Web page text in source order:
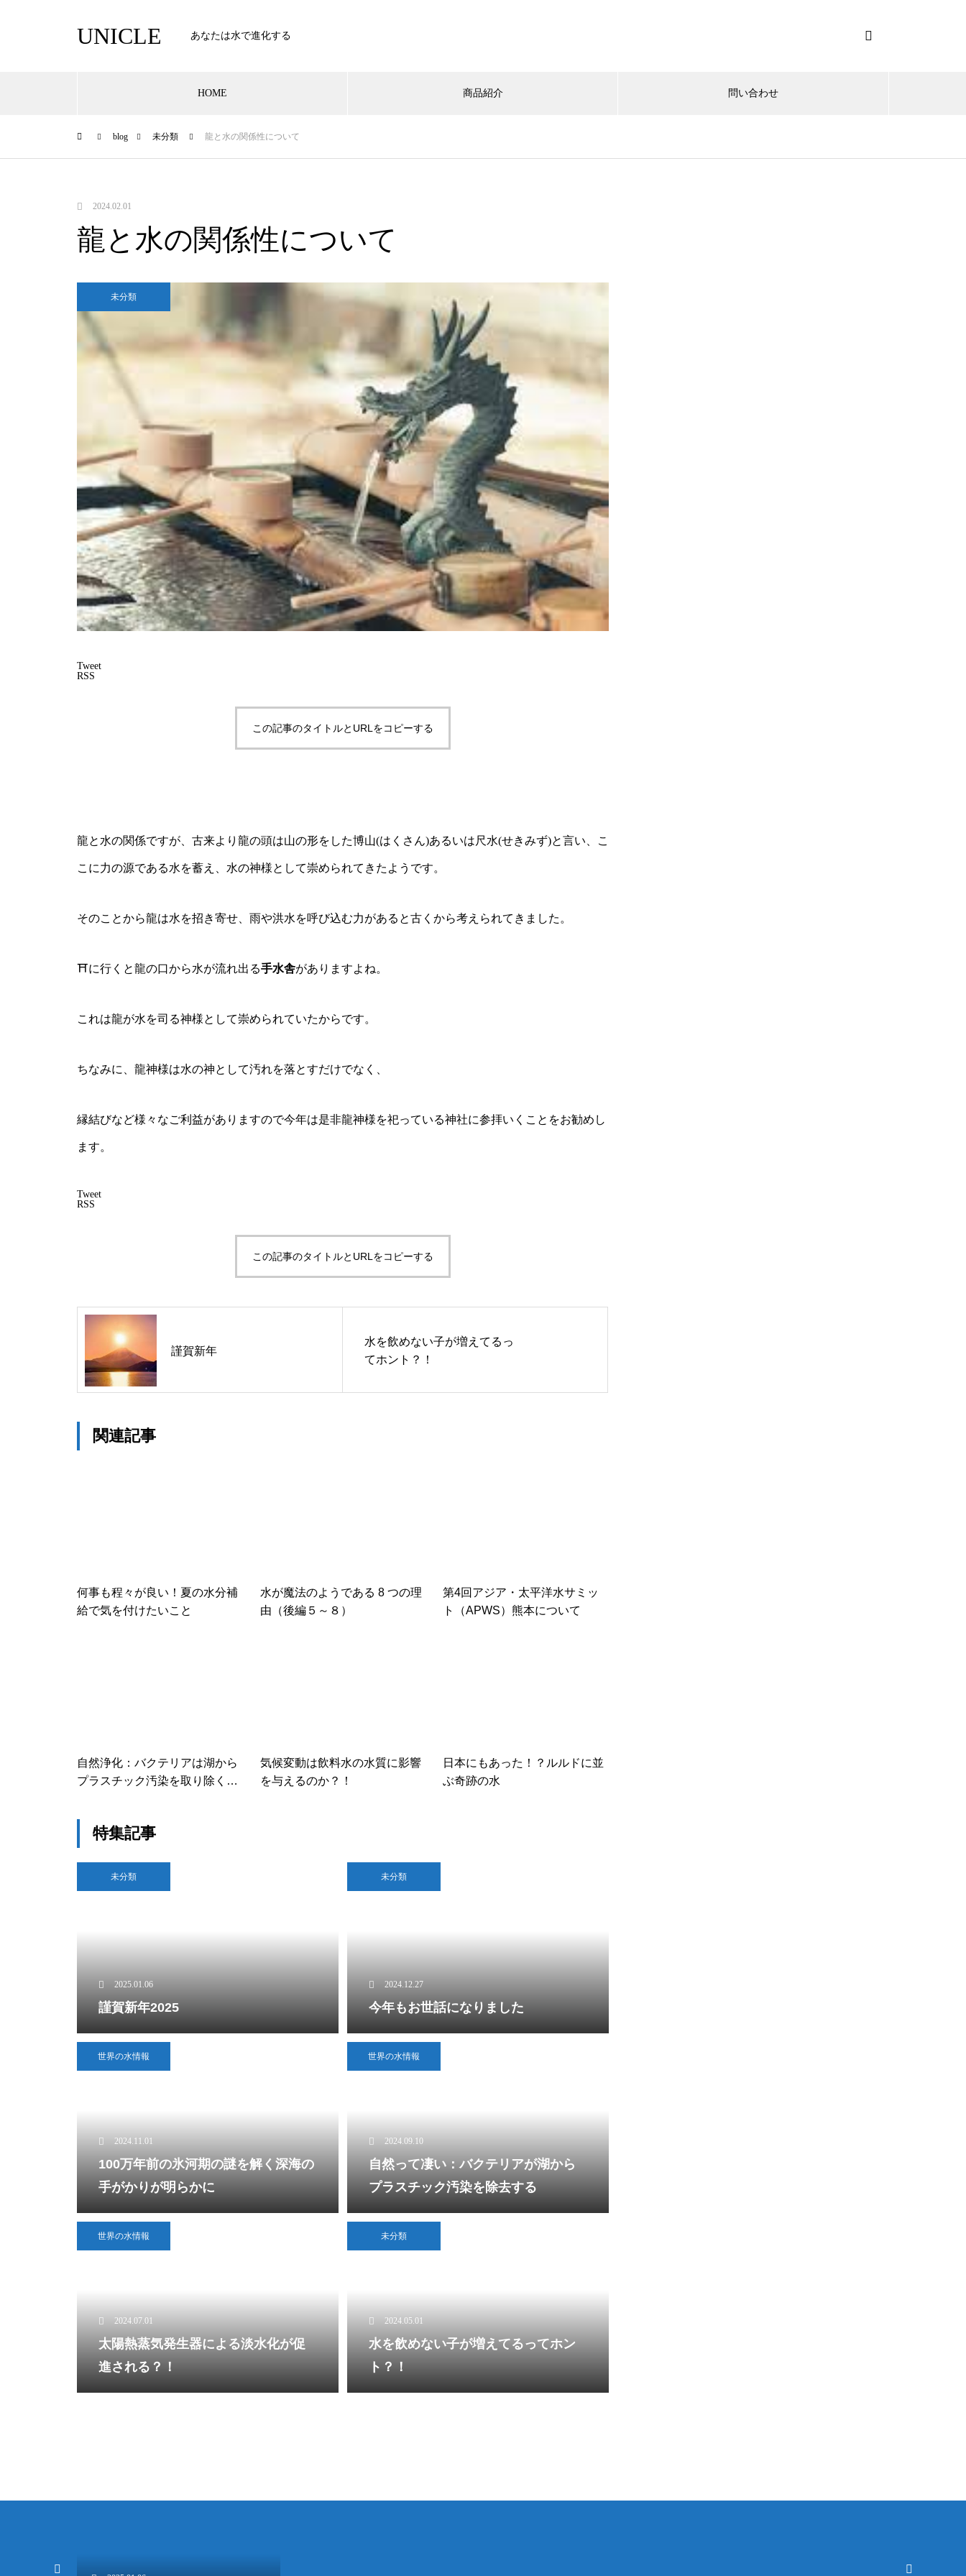
UNICLE あなたは水で進化する
HOME 商品紹介 問い合わせ
blog 未分類 龍と水の関係性について
2024.02.01
龍と水の関係性について
未分類
Tweet
RSS
この記事のタイトルとURLをコピーする
龍と水の関係ですが、古来より龍の頭は山の形をした博山(はくさん)あるいは尺水(せきみず)と言い、こ
こに力の源である水を蓄え、水の神様として崇められてきたようです。
そのことから龍は水を招き寄せ、雨や洪水を呼び込む力があると古くから考えられてきました。
⛩に行くと龍の口から水が流れ出る手水舎がありますよね。
これは龍が水を司る神様として崇められていたからです。
ちなみに、龍神様は水の神として汚れを落とすだけでなく、
縁結びなど様々なご利益がありますので今年は是非龍神様を祀っている神社に参拝いくことをお勧めし
ます。
Tweet
RSS
この記事のタイトルとURLをコピーする
謹賀新年
水を飲めない子が増えてるっ
てホント？！
関連記事
何事も程々が良い！夏の水分補
給で気を付けたいこと
水が魔法のようである 8 つの理
由（後編５～８）
第4回アジア・太平洋水サミッ
ト（APWS）熊本について
自然浄化：バクテリアは湖から
プラスチック汚染を取り除くこ
気候変動は飲料水の水質に影響
を与えるのか？！
日本にもあった！？ルルドに並
ぶ奇跡の水
特集記事
未分類
2025.01.06
謹賀新年2025
未分類
2024.12.27
今年もお世話になりました
世界の水情報
2024.11.01
100万年前の氷河期の謎を解く深海の
手がかりが明らかに
世界の水情報
2024.09.10
自然って凄い：バクテリアが湖から
プラスチック汚染を除去する
世界の水情報
2024.07.01
太陽熱蒸気発生器による淡水化が促
進される？！
未分類
2024.05.01
水を飲めない子が増えてるってホン
ト？！